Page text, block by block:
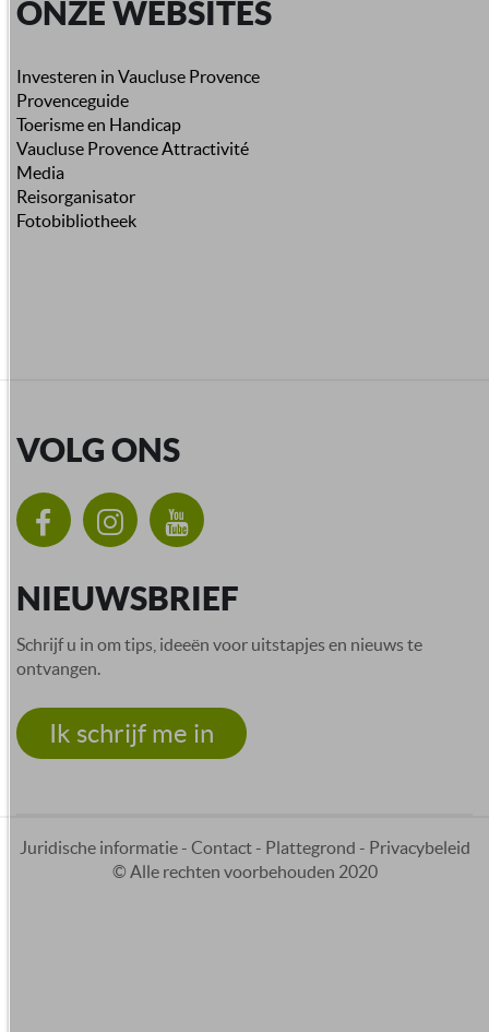
ONZE WEBSITES
Investeren in Vaucluse Provence
Provenceguide
Toerisme en Handicap
Vaucluse Provence Attractivité
Media
Reisorganisator
Fotobibliotheek
VOLG ONS
NIEUWSBRIEF
Schrijf u in om tips, ideeën voor uitstapjes en nieuws te
ontvangen.
Ik schrijf me in
Juridische informatie - Contact - Plattegrond - Privacybeleid
© Alle rechten voorbehouden 2020